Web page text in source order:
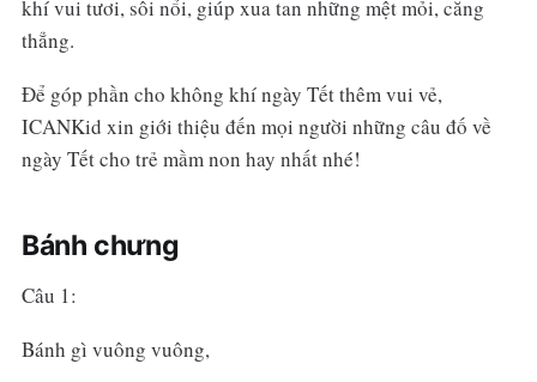
khí vui tươi, sôi nổi, giúp xua tan những mệt mỏi, căng
thẳng.
Để góp phần cho không khí ngày Tết thêm vui vẻ,
ICANKid xin giới thiệu đến mọi người những câu đố về
ngày Tết cho trẻ mầm non hay nhất nhé!
Bánh chưng
Câu 1:
Bánh gì vuông vuông,